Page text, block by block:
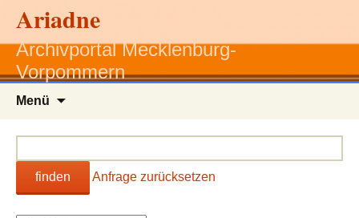
Ariadne
Archivportal Mecklenburg-
Vorpommern
Menü
finden Anfrage zurücksetzen